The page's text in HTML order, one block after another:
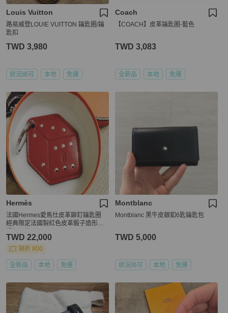
Louis Vuitton
路易威登LOUIE VUITTON 鑰匙圈/鑰
匙扣
TWD 3,980
狀況尚可 本地 免運
Coach
【COACH】皮革鑰匙圈-藍色
TWD 3,083
全新品 本地 免運
Hermès
法國Hermes愛馬仕皮革鉚釘鑰匙圈
經典限定法國製紅色皮革骰子造形手
TWD 22,000
現折 800
全新品 本地 免運
Montblanc
Montblanc 黑牛皮銀釦6匙鑰匙包
TWD 5,000
狀況尚可 本地 免運